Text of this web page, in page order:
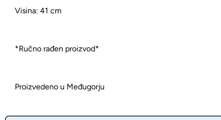
Visina: 41 cm
*Ručno rađen proizvod*
Proizvedeno u Međugorju